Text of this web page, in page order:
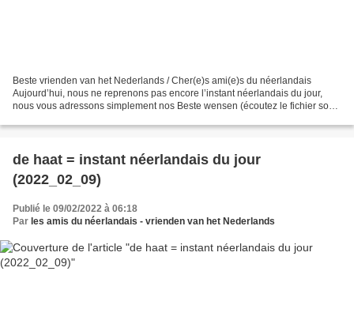
Beste vrienden van het Nederlands / Cher(e)s ami(e)s du néerlandais
Aujourd’hui, nous ne reprenons pas encore l’instant néerlandais du jour,
nous vous adressons simplement nos Beste wensen (écoutez le fichier son :
de haat = instant néerlandais du jour
(2022_02_09)
Publié le 09/02/2022 à 06:18
Par les amis du néerlandais - vrienden van het Nederlands